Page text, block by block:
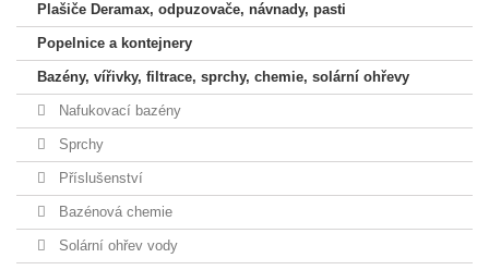
Plašiče Deramax, odpuzovače, návnady, pasti
Popelnice a kontejnery
Bazény, vířivky, filtrace, sprchy, chemie, solární ohřevy
Nafukovací bazény
Sprchy
Příslušenství
Bazénová chemie
Solární ohřev vody